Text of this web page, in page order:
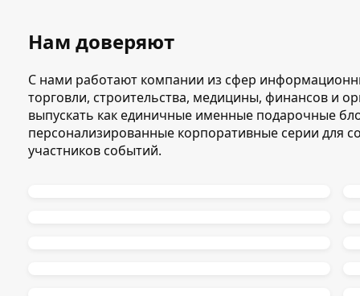
Нам доверяют
С нами работают компании из сфер
торговли, строительства, медицины, финансов и
выпускать как единичные именные подарочные
персонализированные корпоративные серии для
участников событий.